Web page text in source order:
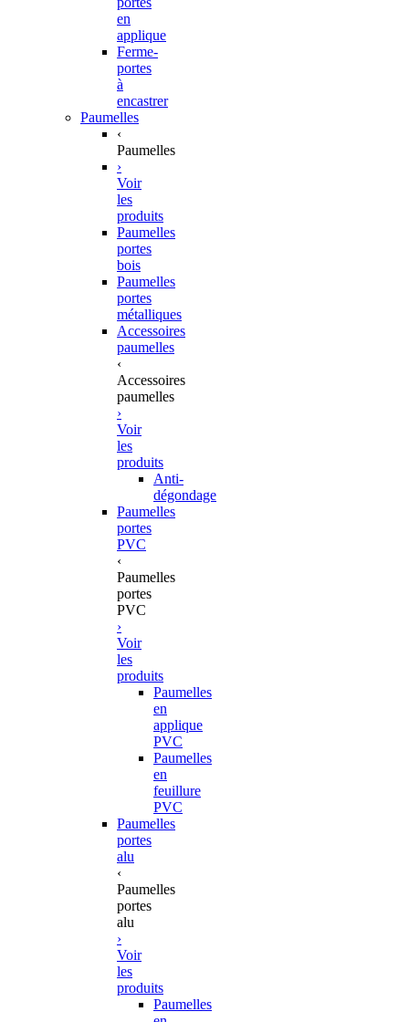
en
applique
Ferme-
portes
à
encastrer
Paumelles
‹
Paumelles
›
Voir
les
produits
Paumelles
portes
bois
Paumelles
portes
métalliques
Accessoires
paumelles
‹
Accessoires
paumelles
›
Voir
les
produits
Anti-
dégondage
Paumelles
portes
PVC
‹
Paumelles
portes
PVC
›
Voir
les
produits
Paumelles
en
applique
PVC
Paumelles
en
feuillure
PVC
Paumelles
portes
alu
‹
Paumelles
portes
alu
›
Voir
les
produits
Paumelles